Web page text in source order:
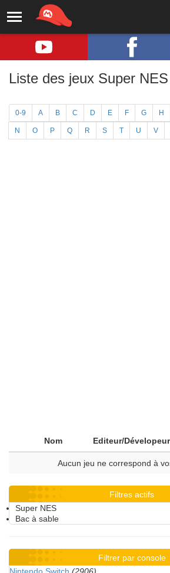
Liste des jeux Super NES
0-9 A B C D E F G H
N O P Q R S T U V
Nom Editeur/Dévelopeur
Aucun jeu ne correspond à
Filtres actifs
Super NES
Bac à sable
Filtrer par console